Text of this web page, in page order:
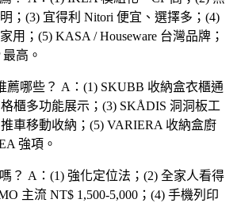
；(3) 宜得利 Nitori 便宜、選擇多；(4)
用；(5) KASA / Houseware 台灣品牌；
高。
薦哪些？ A：(1) SKUBB 收納盒衣櫃通
櫃多功能展示；(3) SKÅDIS 洞洞板工
車移動收納；(5) VARIERA 收納盒廚
強項。
？ A：(1) 強化定位法；(2) 全家人看得
主流 NT$ 1,500-5,000；(4) 手機列印